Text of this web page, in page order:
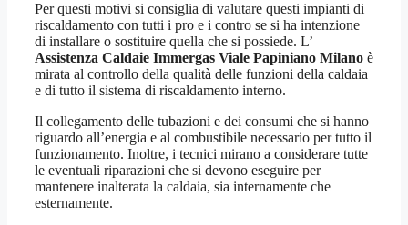
Per questi motivi si consiglia di valutare questi impianti di
riscaldamento con tutti i pro e i contro se si ha intenzione
di installare o sostituire quella che si possiede. L’
Assistenza Caldaie Immergas Viale Papiniano Milano è
mirata al controllo della qualità delle funzioni della caldaia
e di tutto il sistema di riscaldamento interno.
Il collegamento delle tubazioni e dei consumi che si hanno
riguardo all’energia e al combustibile necessario per tutto il
funzionamento. Inoltre, i tecnici mirano a considerare tutte
le eventuali riparazioni che si devono eseguire per
mantenere inalterata la caldaia, sia internamente che
esternamente.